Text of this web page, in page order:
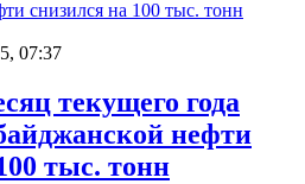
07:37
текущего года
нефти
тыс. тонн